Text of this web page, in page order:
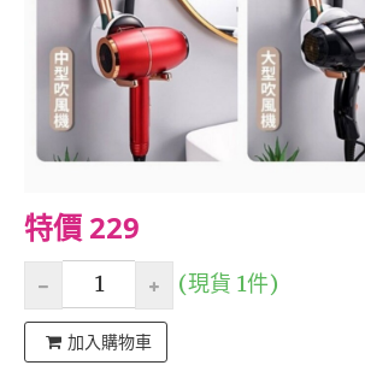
特價 229
(現貨 1件)
加入購物車